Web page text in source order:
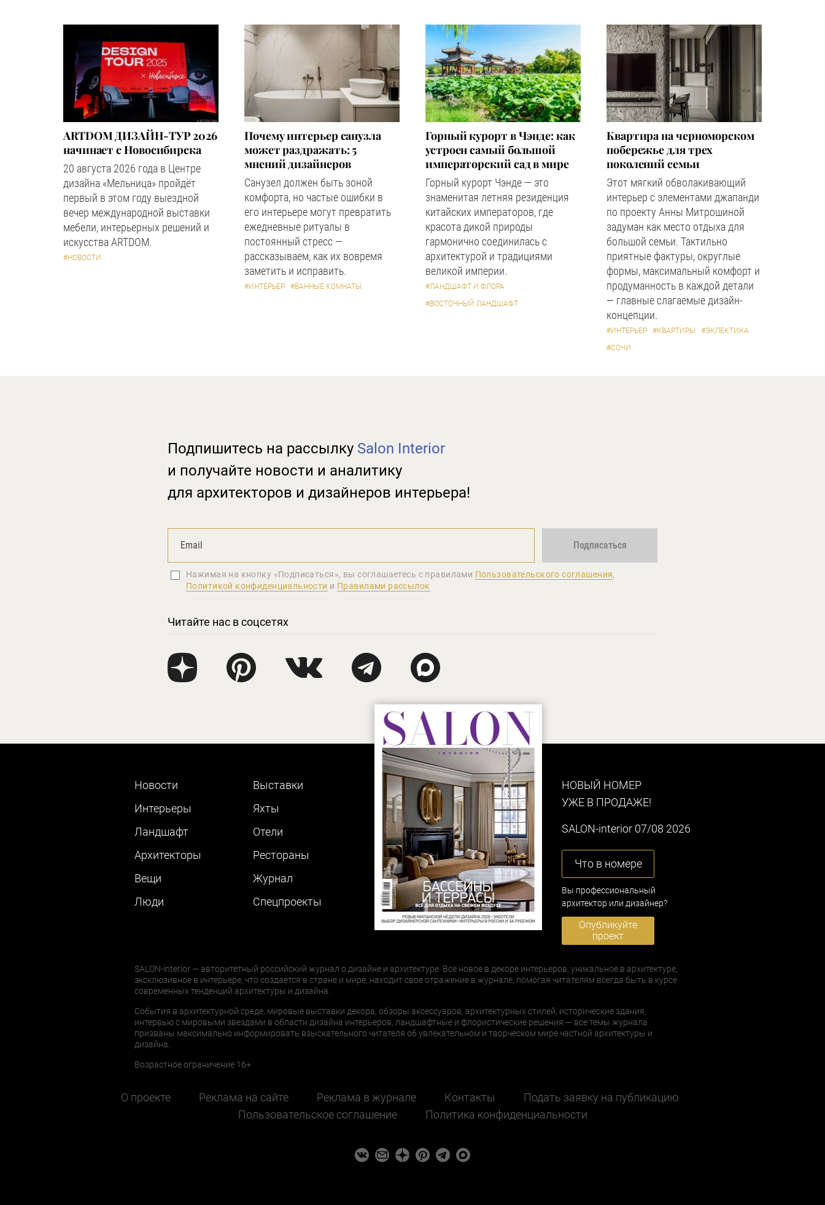
ARTDOM ДИЗАЙН-ТУР 2026
начинает с Новосибирска
20 августа 2026 года в Центре
дизайна «Мельница» пройдёт
первый в этом году выездной
вечер международной выставки
мебели, интерьерных решений и
искусства ARTDOM.
#НОВОСТИ
Почему интерьер санузла
может раздражать: 5
мнений дизайнеров
Санузел должен быть зоной
комфорта, но частые ошибки в
его интерьере могут превратить
ежедневные ритуалы в
постоянный стресс —
рассказываем, как их вовремя
заметить и исправить.
#ИНТЕРЬЕР #ВАННЫЕ КОМНАТЫ
Горный курорт в Чэнде: как
устроен самый большой
императорский сад в мире
Горный курорт Чэнде — это
знаменитая летняя резиденция
китайских императоров, где
красота дикой природы
гармонично соединилась с
архитектурой и традициями
великой империи.
#ЛАНДШАФТ И ФЛОРА
#ВОСТОЧНЫЙ ЛАНДШАФТ
Квартира на черноморском
побережье для трех
поколений семьи
Этот мягкий обволакивающий
интерьер с элементами джапанди
по проекту Анны Митрошиной
задуман как место отдыха для
большой семьи. Тактильно
приятные фактуры, округлые
формы, максимальный комфорт и
продуманность в каждой детали
— главные слагаемые дизайн-
концепции.
#ИНТЕРЬЕР #КВАРТИРЫ
#ЭКЛЕКТИКА
#СОЧИ
Подпишитесь на рассылку Salon Interior
и получайте новости и аналитику
для архитекторов и дизайнеров интерьера!
Подписаться
Нажимая на кнопку «Подписаться», вы соглашаетеcь с правилами Пользовательского соглашения,
Политикой конфиденциальности и Правилами рассылок
Читайте нас в соцсетях
Новости
Интерьеры
Ландшафт
Архитекторы
Вещи
Люди
Выставки
Яхты
Отели
Рестораны
Журнал
Cпецпроекты
НОВЫЙ НОМЕР
УЖЕ В ПРОДАЖЕ!
SALON-interior 07/08 2026
Что в номере
Вы профессиональный
архитектор или дизайнер?
Опубликуйте
проект
SALON-interior — авторитетный российский журнал о дизайне и архитектуре. Все новое в декоре интерьеров, уникальное в архитектуре,
эксклюзивное в интерьере, что создается в стране и мире, находит свое отражение в журнале, помогая читателям всегда быть в курсе
современных тенденций архитектуры и дизайна.
События в архитектурной среде, мировые выставки декора, обзоры аксессуаров, архитектурных стилей, исторические здания,
интервью с мировыми звездами в области дизайна интерьеров, ландшафтные и флористические решения — все темы журнала
призваны максимально информировать взыскательного читателя об увлекательном и творческом мире частной архитектуры и
дизайна.
Возрастное ограничение 16+
О проекте Реклама на сайте Реклама в журнале Контакты
Подать заявку на публикацию
Пользовательское соглашение
Политика конфиденциальности